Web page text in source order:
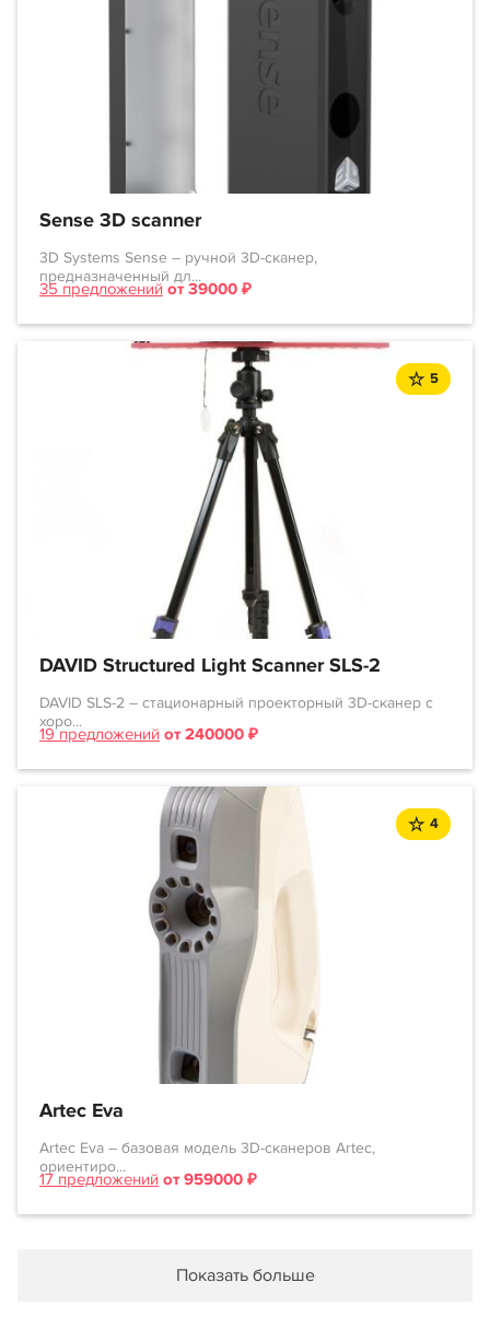
Sense 3D scanner
3D Systems Sense – ручной 3D-сканер,
предназначенный дл...
35 предложений от 39000 ₽
5
DAVID Structured Light Scanner SLS-2
DAVID SLS-2 – стационарный проекторный 3D-сканер с
хоро...
19 предложений от 240000 ₽
4
Artec Eva
Artec Eva – базовая модель 3D-сканеров Artec,
ориентиро...
17 предложений от 959000 ₽
Показать больше